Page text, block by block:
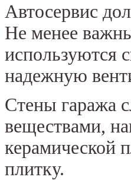
Автосервис
Не менее
используются
надежную
Стены гаража
веществами,
керамической
плитку.